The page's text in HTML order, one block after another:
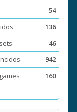
54
136
46
942
160